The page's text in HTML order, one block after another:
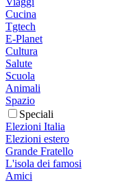
Cucina
Tgtech
E-Planet
Cultura
Salute
Scuola
Animali
Spazio
Speciali
Elezioni Italia
Elezioni estero
Grande Fratello
L'isola dei famosi
Amici